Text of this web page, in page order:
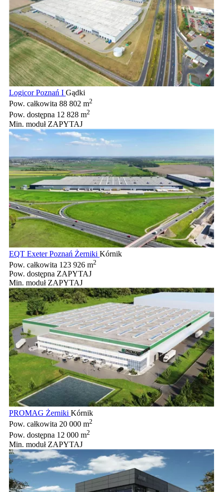
Logicor Poznań I Gądki
Pow. całkowita 88 802 m2
Pow. dostępna 12 828 m2
Min. moduł ZAPYTAJ
EQT Exeter Poznań Żerniki Kórnik
Pow. całkowita 123 926 m2
Pow. dostępna ZAPYTAJ
Min. moduł ZAPYTAJ
PROMAG Żerniki Kórnik
Pow. całkowita 20 000 m2
Pow. dostępna 12 000 m2
Min. moduł ZAPYTAJ